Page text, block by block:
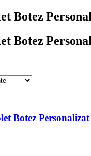
Botez
Botez
Botez